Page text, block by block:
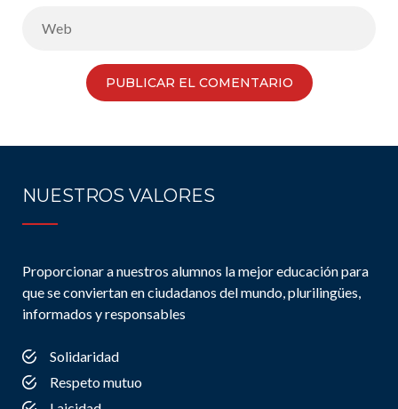
NUESTROS VALORES
Proporcionar a nuestros alumnos la mejor educación para
que se conviertan en ciudadanos del mundo, plurilingües,
informados y responsables
Solidaridad
Respeto mutuo